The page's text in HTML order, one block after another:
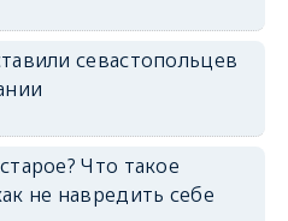
севастопольцев
Что такое
не навредить себе